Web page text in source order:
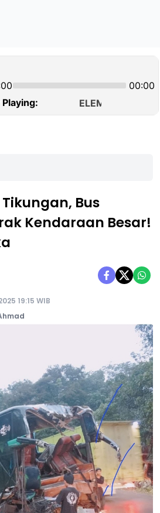
Bus
Kendaraan Besar!
19:15 WIB